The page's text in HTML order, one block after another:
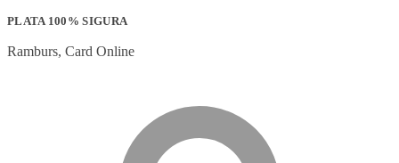
PLATA 100% SIGURA
Ramburs, Card Online